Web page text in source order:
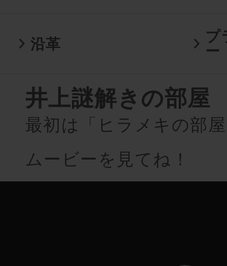
沿革
プ
ー
井上謎解きの部屋
最初は「ヒラメキの部
ムービーを見てね！